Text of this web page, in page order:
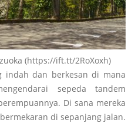
(https://ift.tt/2RoXoxh)
indah dan berkesan di mana
sepeda tandem
Di sana mereka
di sepanjang jalan.